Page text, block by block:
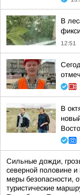
В
12:51
В
Сильные дожди,
северной половине
меры безопасности,
туристические